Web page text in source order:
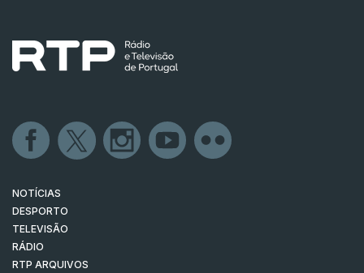
NOTÍCIAS
DESPORTO
TELEVISÃO
RÁDIO
RTP ARQUIVOS